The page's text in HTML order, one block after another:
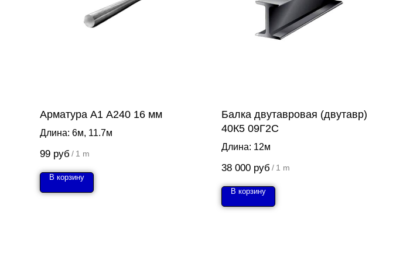
Арматура А1 А240 16 мм
Длина: 6м, 11.7м
99 руб / 1 m
В корзину
Балка двутавровая (двутавр)
40К5 09Г2С
Длина: 12м
38 000 руб / 1 m
В корзину